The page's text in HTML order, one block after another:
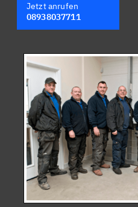
Jetzt anrufen
08938037711